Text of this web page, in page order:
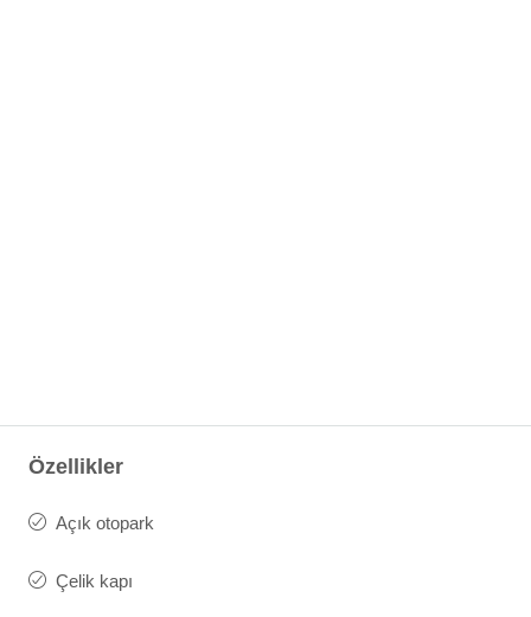
Özellikler
Açık otopark
Çelik kapı